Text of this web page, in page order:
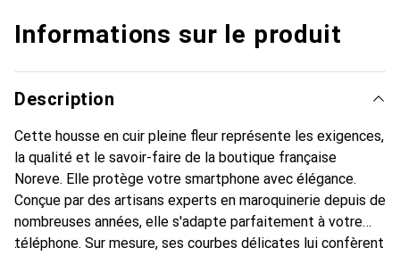
Informations sur le produit
Description
Cette housse en cuir pleine fleur représente les exigences,
la qualité et le savoir-faire de la boutique française
Noreve. Elle protège votre smartphone avec élégance.
Conçue par des artisans experts en maroquinerie depuis de
nombreuses années, elle s'adapte parfaitement à votre
téléphone. Sur mesure, ses courbes délicates lui confèrent